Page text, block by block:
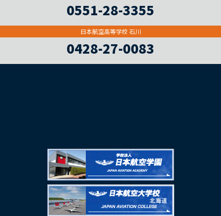
0551-28-3355
日本航空高等学校 石川
0428-27-0083